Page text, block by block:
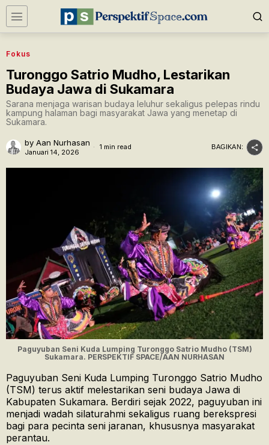
Fokus
Turonggo Satrio Mudho, Lestarikan
Budaya Jawa di Sukamara
Sarana menjaga warisan budaya leluhur sekaligus pelepas rindu
kampung halaman bagi masyarakat Jawa yang menetap di
Sukamara.
by Aan Nurhasan
Januari 14, 2026
1 min read BAGIKAN:
Paguyuban Seni Kuda Lumping Turonggo Satrio Mudho (TSM)
Sukamara. PERSPEKTIF SPACE/AAN NURHASAN
Paguyuban Seni Kuda Lumping Turonggo Satrio Mudho
(TSM) terus aktif melestarikan seni budaya Jawa di
Kabupaten Sukamara. Berdiri sejak 2022, paguyuban ini
menjadi wadah silaturahmi sekaligus ruang berekspresi
bagi para pecinta seni jaranan, khususnya masyarakat
perantau.